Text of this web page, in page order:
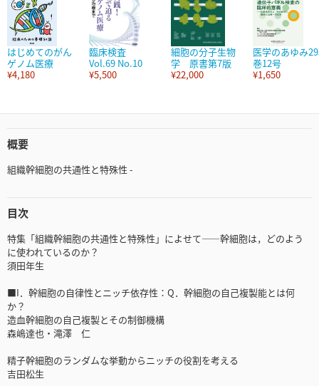
はじめてのがん
ゲノム医療
¥4,180
臨床検査
Vol.69 No.10
¥5,500
細胞の分子生物
学 原書第7版
¥22,000
医学のあゆみ
巻12号
¥1,650
概要
組織幹細胞の共通性と特殊性 -
目次
特集「組織幹細胞の共通性と特殊性」によせて――幹細胞は，どのよう
に使われているのか？
須田年生
■I．幹細胞の自律性とニッチ依存性：Q．幹細胞の自己複製能とは何
か？
造血幹細胞の自己複製とその制御機構
森嶋達也・滝澤 仁
精子幹細胞のランダムな挙動からニッチの役割を考える
吉田松生